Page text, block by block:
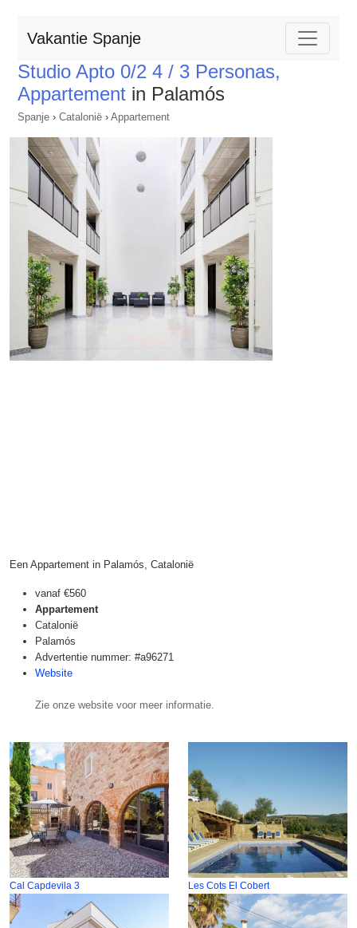
Vakantie Spanje
Studio Apto 0/2 4 / 3 Personas,
Appartement in Palamós
Spanje › Catalonië › Appartement
Een Appartement in Palamós, Catalonië
vanaf €560
Appartement
Catalonië
Palamós
Advertentie nummer: #a96271
Website
Zie onze website voor meer informatie.
Cal Capdevila 3 Les Cots El Cobert